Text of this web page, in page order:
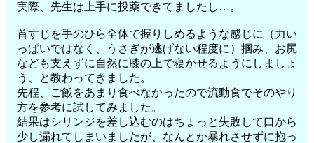
実際、先生は上手に投薬できてましたし…。
首すじを手のひら全体で握りしめるような感じに（力い
っぱいではなく、うさぎが逃げない程度に）掴み、お尻
なども支えずに自然に膝の上で寝かせるようにしましょ
う、と教わってきました。
先程、ご飯をあまり食べなかったので流動食でそのやり
方を参考に試してみました。
結果はシリンジを差し込むのはちょっと失敗して口から
少し漏れてしまいましたが、なんとか暴れさせずに抱っ